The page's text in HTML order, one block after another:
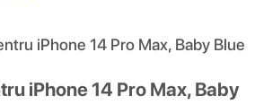
iPhone 14 Pro Max, Baby Blue
iPhone 14 Pro Max, Baby